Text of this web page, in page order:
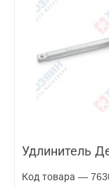
Удлинитель
Код товара —